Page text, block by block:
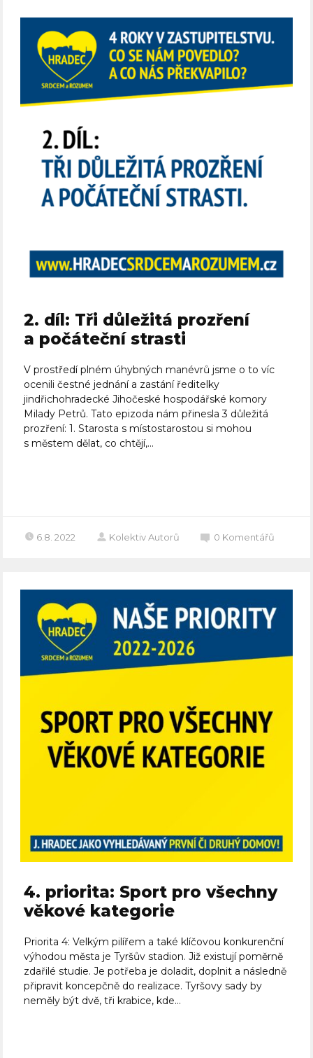
2. díl: Tři důležitá prozření
a počáteční strasti
V prostředí plném úhybných manévrů jsme o to víc
ocenili čestné jednání a zastání ředitelky
jindřichohradecké Jihočeské hospodářské komory
Milady Petrů. Tato epizoda nám přinesla 3 důležitá
prozření: 1. Starosta s místostarostou si mohou
s městem dělat, co chtějí,...
6.8. 2022 Kolektiv Autorů 0 Komentářů
4. priorita: Sport pro všechny
věkové kategorie
Priorita 4: Velkým pilířem a také klíčovou konkurenční
výhodou města je Tyršův stadion. Již existují poměrně
zdařilé studie. Je potřeba je doladit, doplnit a následně
připravit koncepčně do realizace. Tyršovy sady by
neměly být dvě, tři krabice, kde...